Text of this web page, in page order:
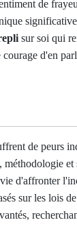
de
sur soi qui
d'en
de peurs
d'affronter
sur les lois